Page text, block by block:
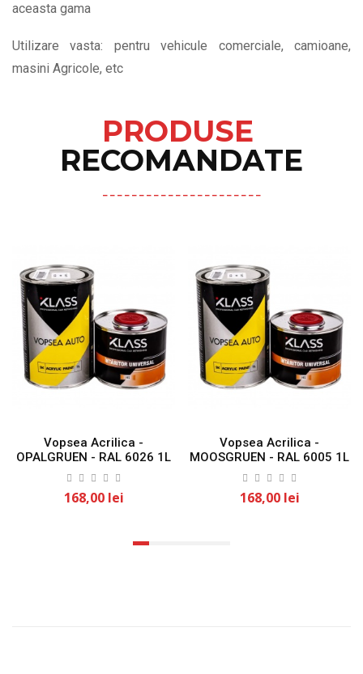
aceasta gama
Utilizare vasta: pentru vehicule comerciale, camioane,
masini Agricole, etc
PRODUSE
RECOMANDATE
Vopsea Acrilica -
OPALGRUEN - RAL 6026 1L
KLASS
168,00 lei
Vopsea Acrilica -
MOOSGRUEN - RAL 6005 1L
KLASS
168,00 lei